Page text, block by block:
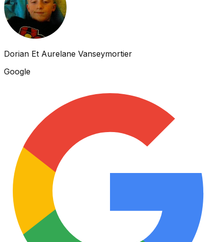
Dorian Et Aurelane Vanseymortier
Google